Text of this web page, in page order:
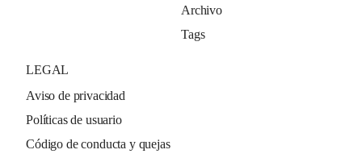
Archivo
Tags
LEGAL
Aviso de privacidad
Políticas de usuario
Código de conducta y quejas